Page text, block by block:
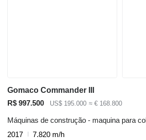
Gomaco Commander III
R$ 997.500
US$ 195.000 ≈ € 168.800
Máquinas de construção - maquina para
2017
7.820 m/h